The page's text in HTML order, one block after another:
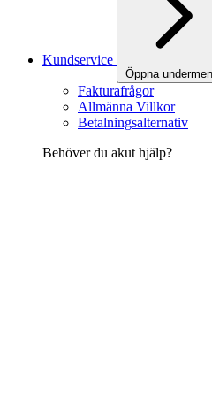
Kundservice
Öppna
Fakturafrågor
Allmänna Villkor
Betalningsalternativ
Behöver du akut hjälp?